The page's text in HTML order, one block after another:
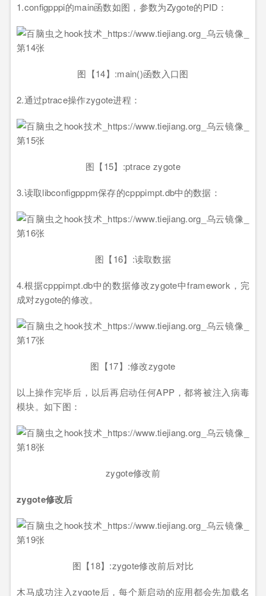
1.configpppi的main函数如图，参数为Zygote的PID：
图【14】:main()函数入口图
2.通过ptrace操作zygote进程：
图【15】:ptrace zygote
3.读取libconfigpppm保存的cpppimpt.db中的数据：
图【16】:读取数据
4.根据cpppimpt.db中的数据修改zygote中framework，完
成对zygote的修改。
图【17】:修改zygote
以上操作完毕后，以后再启动任何APP，都将被注入病毒
模块。如下图：
zygote修改前
zygote修改后
图【18】:zygote修改前后对比
木马成功注入zygote后，每个新启动的应用都会先加载名